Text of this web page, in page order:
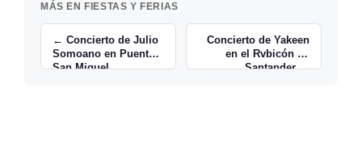
MÁS EN FIESTAS Y FERIAS
← Concierto de Julio
Somoano en Puente
San Miguel
Concierto de Yakeen
en el Rvbicón en
Santander →